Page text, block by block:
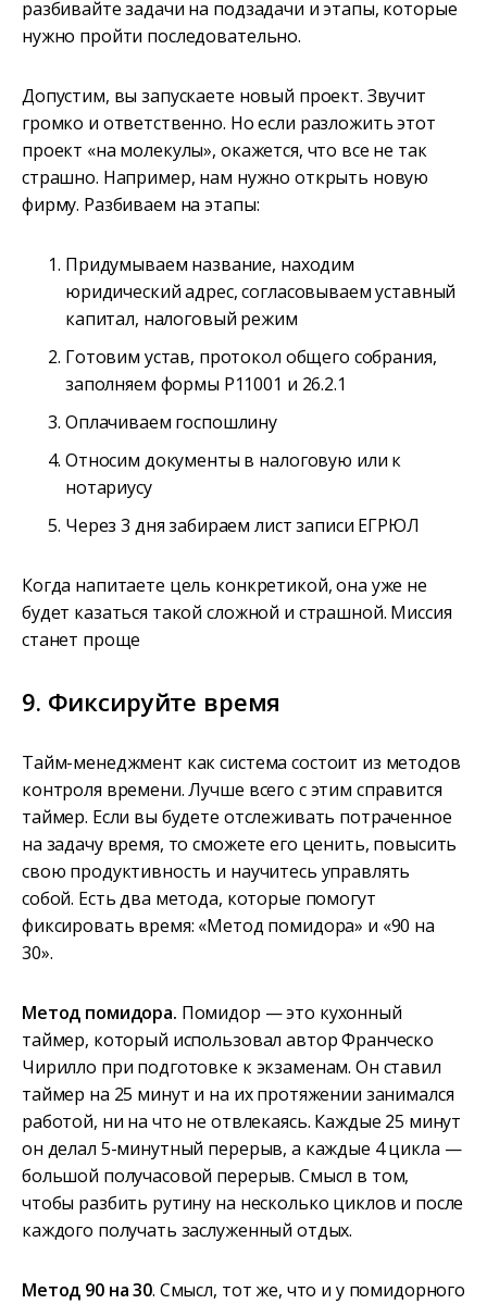
разбивайте задачи на подзадачи и этапы, которые
нужно пройти последовательно.
Допустим, вы запускаете новый проект. Звучит
громко и ответственно. Но если разложить этот
проект «на молекулы», окажется, что все не так
страшно. Например, нам нужно открыть новую
фирму. Разбиваем на этапы:
Придумываем название, находим
юридический адрес, согласовываем уставный
капитал, налоговый режим
Готовим устав, протокол общего собрания,
заполняем формы Р11001 и 26.2.1
Оплачиваем госпошлину
Относим документы в налоговую или к
нотариусу
Через 3 дня забираем лист записи ЕГРЮЛ
Когда напитаете цель конкретикой, она уже не
будет казаться такой сложной и страшной. Миссия
станет проще
9. Фиксируйте время
Тайм-менеджмент как система состоит из методов
контроля времени. Лучше всего с этим справится
таймер. Если вы будете отслеживать потраченное
на задачу время, то сможете его ценить, повысить
свою продуктивность и научитесь управлять
собой. Есть два метода, которые помогут
фиксировать время: «Метод помидора» и «90 на
30».
Метод помидора. Помидор — это кухонный
таймер, который использовал автор Франческо
Чирилло при подготовке к экзаменам. Он ставил
таймер на 25 минут и на их протяжении занимался
работой, ни на что не отвлекаясь. Каждые 25 минут
он делал 5-минутный перерыв, а каждые 4 цикла —
большой получасовой перерыв. Смысл в том,
чтобы разбить рутину на несколько циклов и после
каждого получать заслуженный отдых.
Метод 90 на 30. Смысл, тот же, что и у помидорного